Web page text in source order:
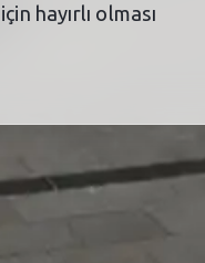
hayırlı olması